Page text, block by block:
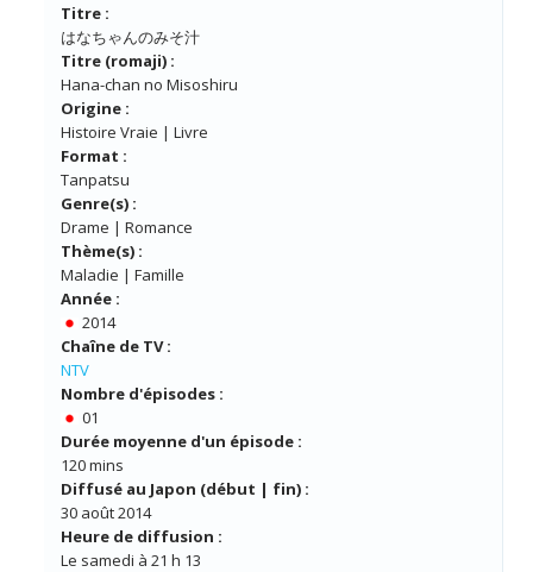
Titre :
はなちゃんのみそ汁
Titre (romaji) :
Hana-chan no Misoshiru
Origine :
Histoire Vraie | Livre
Format :
Tanpatsu
Genre(s) :
Drame | Romance
Thème(s) :
Maladie | Famille
Année :
2014
Chaîne de TV :
NTV
Nombre d'épisodes :
01
Durée moyenne d'un épisode :
120 mins
Diffusé au Japon (début | fin) :
30 août 2014
Heure de diffusion :
Le samedi à 21 h 13